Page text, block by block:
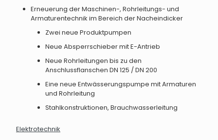
Erneuerung der Maschinen-, Rohrleitungs- und
Armaturentechnik im Bereich der Nacheindicker
Zwei neue Produktpumpen
Neue Absperrschieber mit E-Antrieb
Neue Rohrleitungen bis zu den
Anschlussflanschen DN 125 / DN 200
Eine neue Entwässerungspumpe mit Armaturen
und Rohrleitung
Stahlkonstruktionen, Brauchwasserleitung
Elektrotechnik